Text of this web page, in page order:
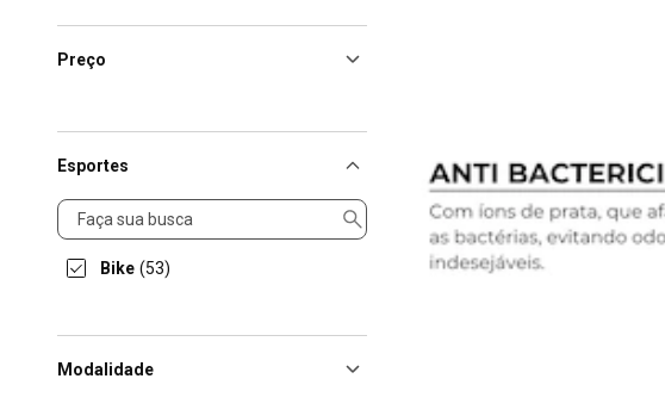
Preço
Esportes
Esportes
Bike (53)
Modalidade